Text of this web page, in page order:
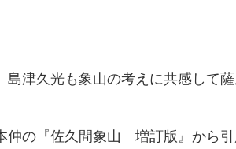
津久光も象山の考えに共感して
仲の『佐久間象山 増訂版』から引